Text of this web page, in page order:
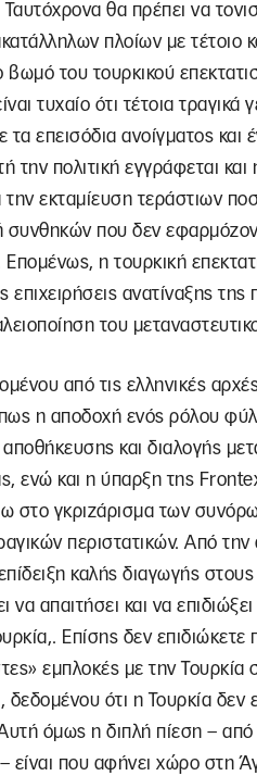
θα πρέπει να
πλοίων με τέτοιο
του τουρκικού
τυχαίο ότι τέτοια
επεισόδια ανοίγματος και
την πολιτική εγγράφεται
εκταμίευση τεράστιων
που δεν
η τουρκική
επιχειρήσεις ανατίναξης της
του
από τις ελληνικές
πως η αποδοχή ενός ρόλου
και διαλογής
ενώ και η ύπαρξη της
στο γκριζάρισμα των
περιστατικών. Από την
καλής διαγωγής
απαιτήσει και να
Επίσης δεν επιδιώκετε
εμπλοκές με την
ότι η Τουρκία δεν
όμως η διπλή πίεση –
είναι που αφήνει χώρο στη